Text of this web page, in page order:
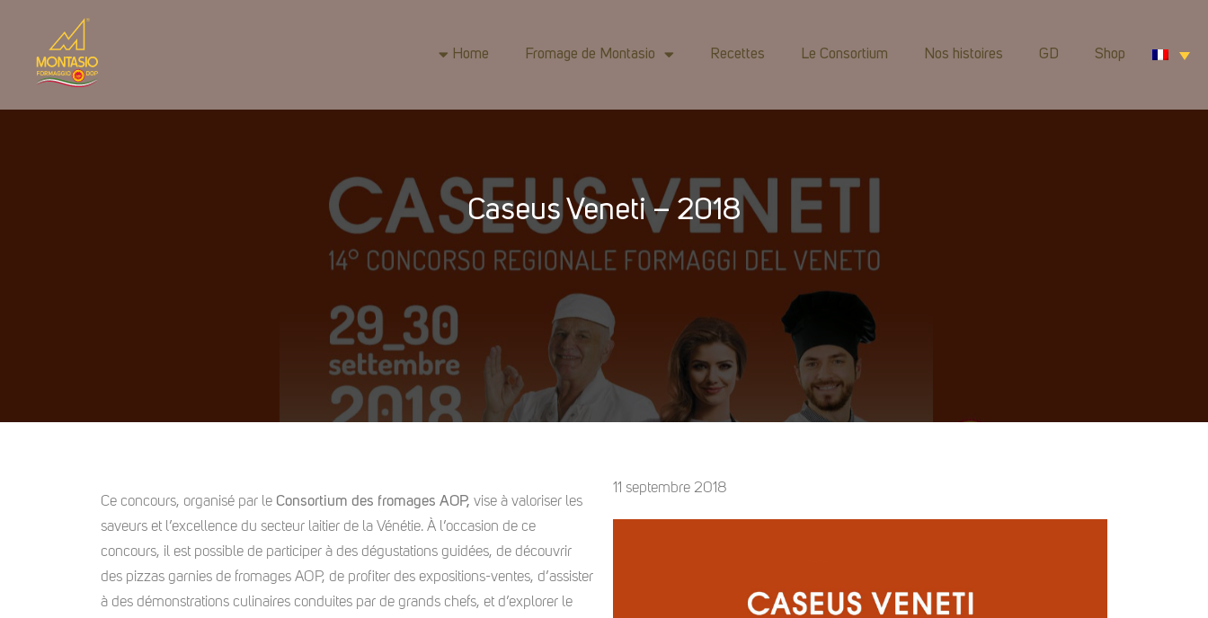
Home Fromage de Montasio Recettes Le Consortium Nos histoires GD Shop
Caseus Veneti – 2018
Ce concours, organisé par le Consortium des fromages AOP, vise à valoriser les
saveurs et l’excellence du secteur laitier de la Vénétie. À l’occasion de ce
concours, il est possible de participer à des dégustations guidées, de découvrir
des pizzas garnies de fromages AOP, de profiter des expositions-ventes, d’assister
à des démonstrations culinaires conduites par de grands chefs, et d’explorer le
11 septembre 2018